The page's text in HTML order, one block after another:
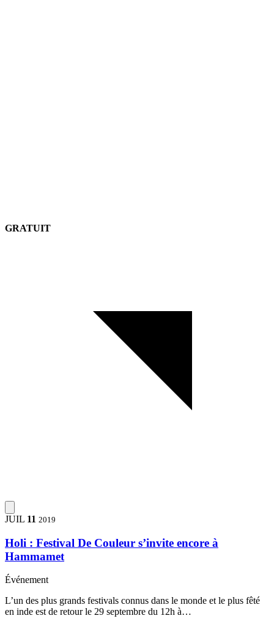
GRATUIT
JUIL 11 2019
Holi : Festival De Couleur s’invite encore à
Hammamet
Événement
L’un des plus grands festivals connus dans le monde et le plus fêté
en inde est de retour le 29 septembre du 12h à…